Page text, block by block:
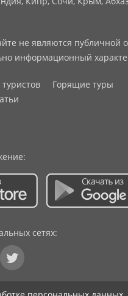
не являются публичной
информационный
Горящие туры
сетях: